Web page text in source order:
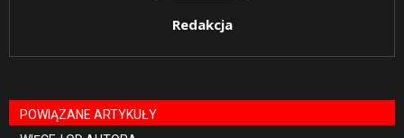
Redakcja
POWIĄZANE ARTYKUŁY